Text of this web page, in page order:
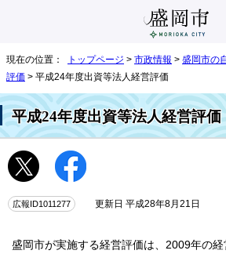
現在の位置： トップページ > 市政情報 > 盛岡市の
評価 > 平成24年度出資等法人経営評価
平成24年度出資等法人経営評価
広報ID1011277 更新日 平成28年8月21日
盛岡市が実施する経営評価は、2009年の